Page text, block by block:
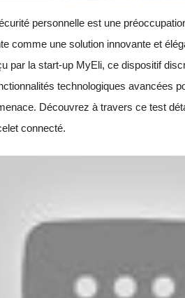
personnelle est une
comme une solution innovante et
par la start-up MyEli, ce dispositif
technologiques avancées
Découvrez à travers ce test
connecté.